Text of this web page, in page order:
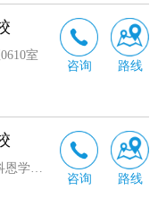
室
咨询 路线
普洱市思茅区茶苑路延长线92号科恩学苑花园32幢216号
咨询 路线